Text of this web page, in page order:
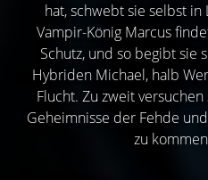
hat, schwebt sie selbst
Vampir-König Marcus
Schutz, und so begibt sie
Hybriden Michael, halb
Flucht. Zu zweit
Geheimnisse der Fehde
zu